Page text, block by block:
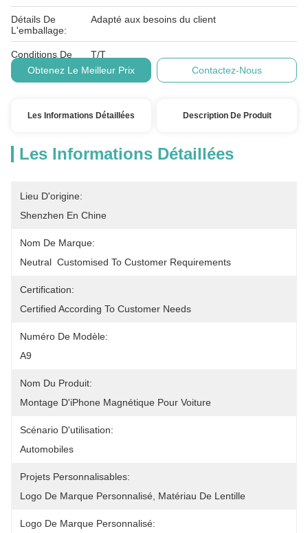
Détails De
L'emballage:
Adapté aux besoins du client
Conditions De
Paiement:
T/T
Obtenez Le Meilleur Prix
Contactez-Nous
Les Informations Détaillées Description De Produit
Les Informations Détaillées
Lieu D'origine:
Shenzhen En Chine
Nom De Marque:
Neutral  Customised To Customer Requirements
Certification:
Certified According To Customer Needs
Numéro De Modèle:
A9
Nom Du Produit:
Montage D'iPhone Magnétique Pour Voiture
Scénario D'utilisation:
Automobiles
Projets Personnalisables:
Logo De Marque Personnalisé, Matériau De Lentille
Logo De Marque Personnalisé: